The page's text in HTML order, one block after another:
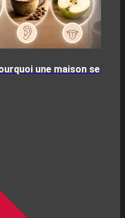
une maison se